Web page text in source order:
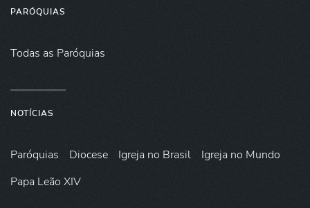
PARÓQUIAS
Todas as Paróquias
NOTÍCIAS
Paróquias Diocese Igreja no Brasil
Igreja no Mundo
Papa Leão XIV